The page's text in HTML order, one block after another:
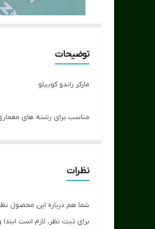
توضیحات
مارکر راندو کوییلو
مناسب برای رشته های
طیف 163 رنگ
نظرات
شما هم درباره این محصول
برای ثبت نظر، لازم است